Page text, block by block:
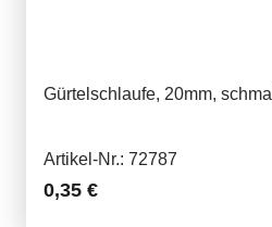
Gürtelschlaufe, 20mm, schmal
Artikel-Nr.: 72787
0,35 €